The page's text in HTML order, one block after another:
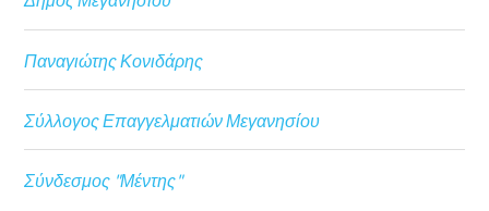
Παναγιώτης Κονιδάρης
Σύλλογος Επαγγελματιών Μεγανησίου
Σύνδεσμος "Μέντης"